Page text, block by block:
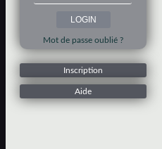
Mot de passe oublié ?
Inscription
Aide